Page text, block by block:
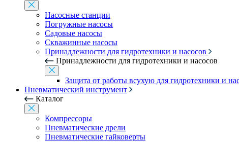
Насосные станции
Погружные насосы
Садовые насосы
Скважинные насосы
Принадлежности для гидротехники и насосов
Принадлежности для гидротехники и насосов
Защита от работы всухую для гидротехники и
Пневматический инструмент
Каталог
Компрессоры
Пневматические дрели
Пневматические гайковерты